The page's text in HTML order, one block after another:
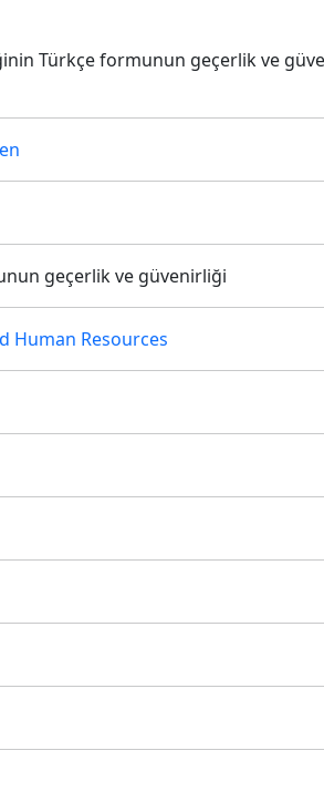
Türkçe formunun geçerlik ve
geçerlik ve güvenirliği
Human Resources